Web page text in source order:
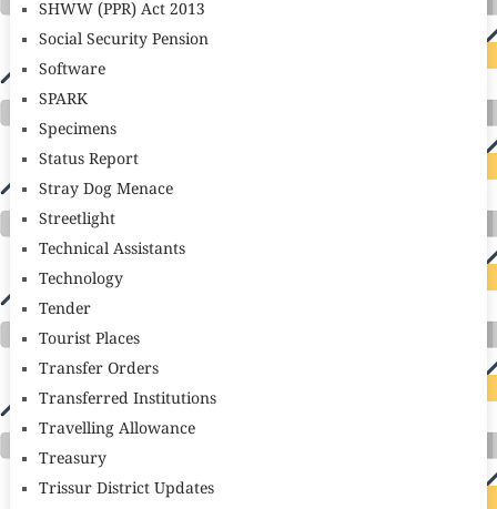
SHWW (PPR) Act 2013
Social Security Pension
Software
SPARK
Specimens
Status Report
Stray Dog Menace
Streetlight
Technical Assistants
Technology
Tender
Tourist Places
Transfer Orders
Transferred Institutions
Travelling Allowance
Treasury
Trissur District Updates